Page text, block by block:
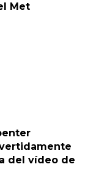
Met
del vídeo de